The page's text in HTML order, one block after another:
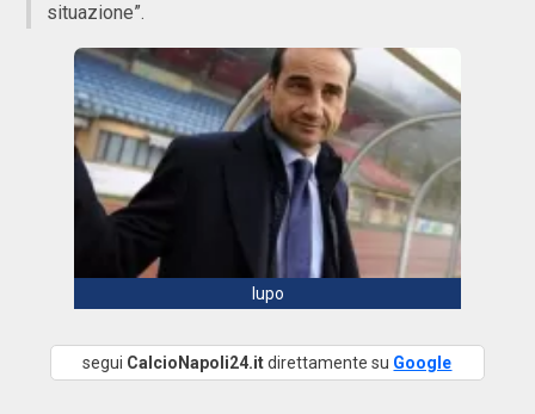
situazione”.
lupo
segui CalcioNapoli24.itdirettamente su Google